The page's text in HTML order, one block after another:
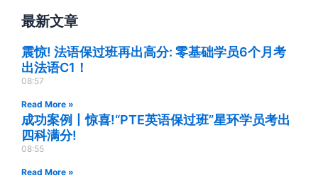
最新文章
震惊! 法语保过班再出高分: 零基础学员6个月考
出法语C1！
08:57
Read More »
成功案例丨惊喜!“PTE英语保过班”星环学员考出
四科满分!
08:55
Read More »